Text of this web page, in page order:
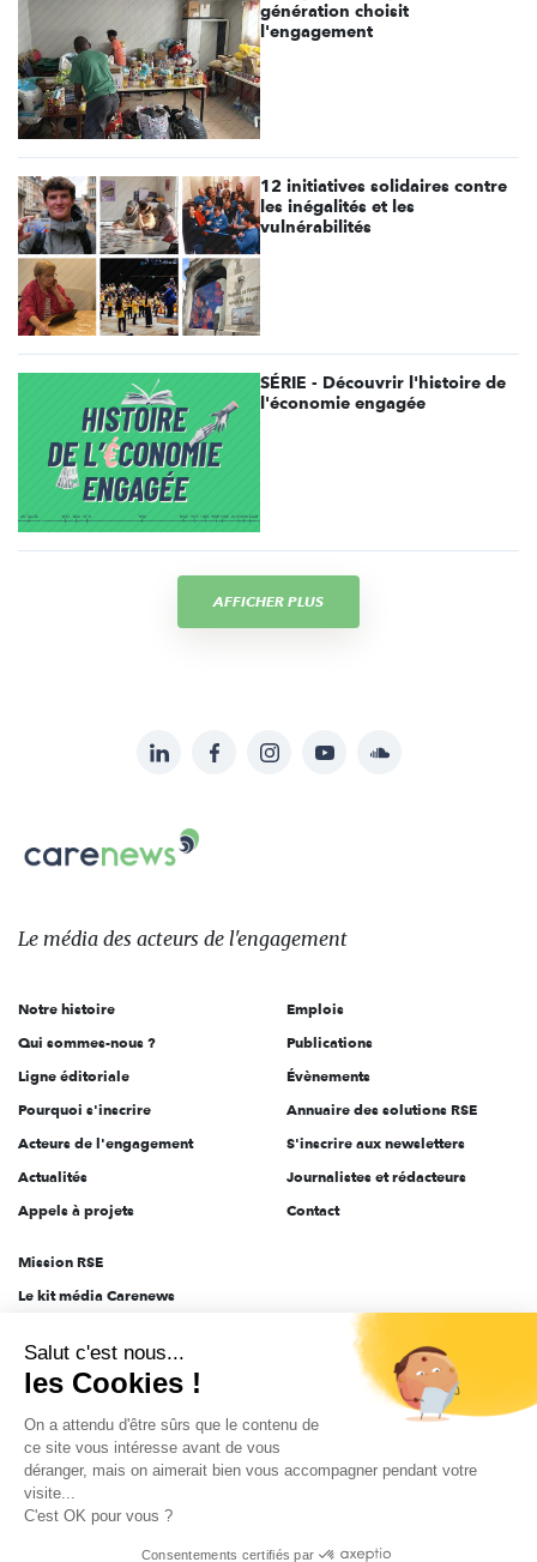
génération choisit
l'engagement
12 initiatives solidaires contre
les inégalités et les
vulnérabilités
SÉRIE - Découvrir l'histoire de
l'économie engagée
AFFICHER PLUS
sur:
LinkedInFacebookInstagramYouTubeSoundcloud
Carenews,
Le
des
l'engagement
Le média des acteurs de l'engagement
Notre histoire
Qui sommes-nous ?
Ligne éditoriale
Pourquoi s'inscrire
Acteurs de l'engagement
Actualités
Appels à projets
Emplois
Publications
Évènements
Annuaire des solutions RSE
S'inscrire aux newsletters
Journalistes et rédacteurs
Contact
Mission RSE
Le kit média Carenews
AEF info
Novethic
PRODURABLE
Inclusiv Day
Données personnelles Mentions légales 2025-2026 Tout droits réservés
Salut c'est nous...
les Cookies !
On a attendu d'être sûrs que le contenu de
ce site vous intéresse avant de vous
déranger, mais on aimerait bien vous accompagner pendant votre
visite...
C'est OK pour vous ?
Consentements certifiés par